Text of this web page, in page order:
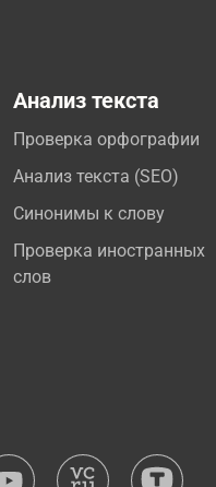
Анализ текста
Проверка орфографии
Анализ текста (SEO)
Синонимы к слову
Проверка иностранных
слов